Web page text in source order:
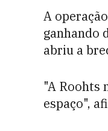
A
ganhando
abriu a
"A Roohts
espaço",